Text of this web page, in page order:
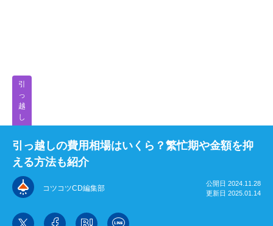
引
っ
越
し
引っ越しの費用相場はいくら？繁忙期や金額を抑
える方法も紹介
コツコツCD編集部
公開日 2024.11.28
更新日 2025.01.14